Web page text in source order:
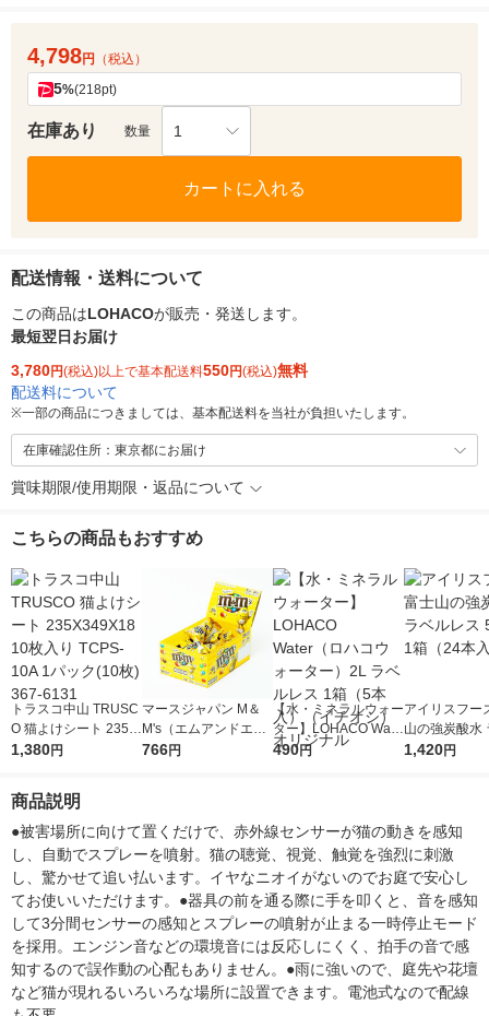
4,798円 （税込）
5%(218pt)
在庫あり 数量 1
カートに入れる
配送情報・送料について
この商品はLOHACOが販売・発送します。
最短翌日お届け
3,780円(税込)以上で基本配送料550円(税込)無料
配送料について
※一部の商品につきましては、基本配送料を当社が負担いたします。
在庫確認住所：東京都にお届け
賞味期限/使用期限・返品について
こちらの商品もおすすめ
トラスコ中山 TRUSC
O 猫よけシート 235X
349X18 10枚入り TC
1,380円
マースジャパン M＆
M's（エムアンドエム
ズ） ミニピーナッツ
766円
【水・ミネラルウォー
ター】LOHACO Wate
r（ロハコウォータ
490円
アイリスフー
山の強炭酸水
レス 500ml 1
1,420円
商品説明
●被害場所に向けて置くだけで、赤外線センサーが猫の動きを感知
し、自動でスプレーを噴射。猫の聴覚、視覚、触覚を強烈に刺激
し、驚かせて追い払います。イヤなニオイがないのでお庭で安心し
てお使いいただけます。●器具の前を通る際に手を叩くと、音を感知
して3分間センサーの感知とスプレーの噴射が止まる一時停止モード
を採用。エンジン音などの環境音には反応しにくく、拍手の音で感
知するので誤作動の心配もありません。●雨に強いので、庭先や花壇
など猫が現れるいろいろな場所に設置できます。電池式なので配線